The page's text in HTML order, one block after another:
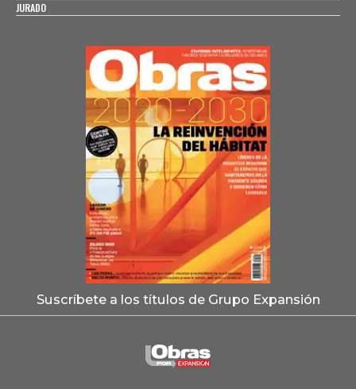
JURADO
Suscríbete a los títulos de Grupo Expansión